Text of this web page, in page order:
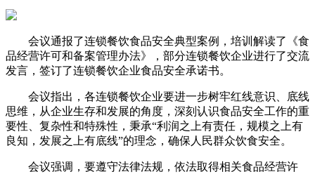
会议通报了连锁餐饮食品安全典型案例，培训解读了《食
品经营许可和备案管理办法》，部分连锁餐饮企业进行了交流
发言，签订了连锁餐饮企业食品安全承诺书。
会议指出，各连锁餐饮企业要进一步树牢红线意识、底线
思维，从企业生存和发展的角度，深刻认识食品安全工作的重
要性、复杂性和特殊性，秉承“利润之上有责任，规模之上有
良知，发展之上有底线”的理念，确保人民群众饮食安全。
会议强调，要遵守法律法规，依法取得相关食品经营许